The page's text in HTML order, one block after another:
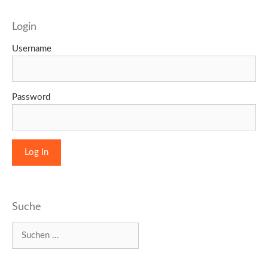
Login
Username
Password
Suche
nach: